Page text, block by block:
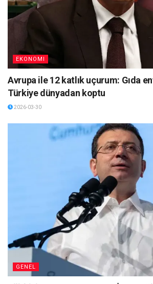
EKONOMI
Avrupa ile 12 katlık uçurum: Gıda
Türkiye dünyadan koptu
2026-03-30
GENEL